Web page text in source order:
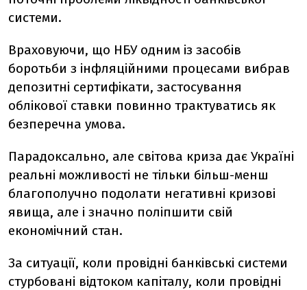
системи.
Враховуючи, що НБУ одним із засобів
боротьби з інфляційними процесами вибрав
депозитні сертифікати, застосування
облікової ставки повинно трактуватись як
безперечна умова.
Парадоксально, але світова криза дає Україні
реальні можливості не тільки більш-менш
благополучно подолати негативні кризові
явища, але і значно поліпшити свій
економічний стан.
За ситуації, коли провідні банківські системи
стурбовані відтоком капіталу, коли провідні